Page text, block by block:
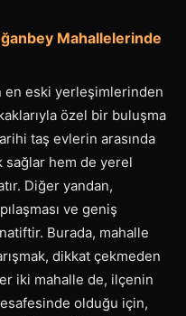
Mahallelerinde
en eski yerleşimlerinden
özel bir buluşma
taş evlerin arasında
sağlar hem de yerel
Diğer yandan,
ve geniş
Burada, mahalle
dikkat çekmeden
iki mahalle de, ilçenin
olduğu için,